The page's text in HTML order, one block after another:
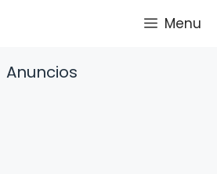
Menu
Anuncios